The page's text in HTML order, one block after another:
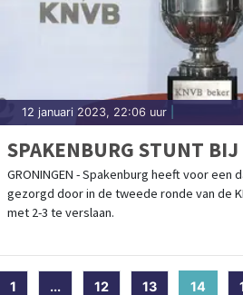
12 januari 2023, 22:06 uur
SPAKENBURG STUNT BIJ
GRONINGEN - Spakenburg heeft voor een
gezorgd door in de tweede ronde van de
met 2-3 te verslaan.
1 ... 12 13 14